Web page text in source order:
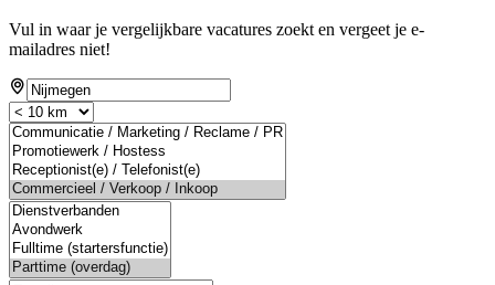
Vul in waar je vergelijkbare vacatures zoekt en vergeet je e-
mailadres niet!